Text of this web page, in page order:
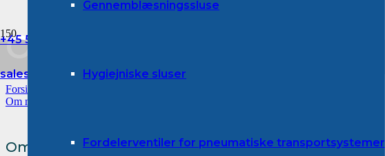
+45 53 87 41 00
sales@mespo.dk
Gennemblæsningssluse
Hygiejniske sluser
Fordelerventiler for pneumatiske transportsystemer
Om mespo
Forside
Om mespo
Om mespo